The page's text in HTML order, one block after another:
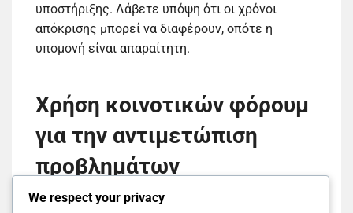
υποστήριξης. Λάβετε υπόψη ότι οι χρόνοι
απόκρισης μπορεί να διαφέρουν, οπότε η
υπομονή είναι απαραίτητη.
Χρήση κοινοτικών φόρουμ
για την αντιμετώπιση
προβλημάτων
We respect your privacy